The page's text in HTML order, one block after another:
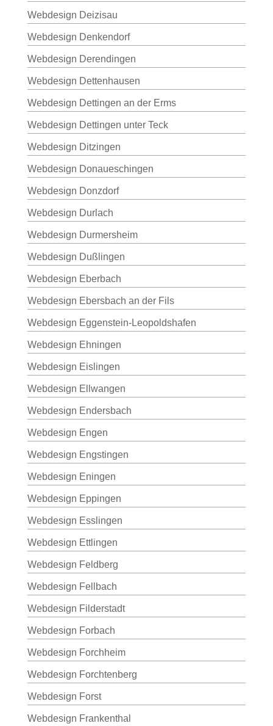
Webdesign Deizisau
Webdesign Denkendorf
Webdesign Derendingen
Webdesign Dettenhausen
Webdesign Dettingen an der Erms
Webdesign Dettingen unter Teck
Webdesign Ditzingen
Webdesign Donaueschingen
Webdesign Donzdorf
Webdesign Durlach
Webdesign Durmersheim
Webdesign Dußlingen
Webdesign Eberbach
Webdesign Ebersbach an der Fils
Webdesign Eggenstein-Leopoldshafen
Webdesign Ehningen
Webdesign Eislingen
Webdesign Ellwangen
Webdesign Endersbach
Webdesign Engen
Webdesign Engstingen
Webdesign Eningen
Webdesign Eppingen
Webdesign Esslingen
Webdesign Ettlingen
Webdesign Feldberg
Webdesign Fellbach
Webdesign Filderstadt
Webdesign Forbach
Webdesign Forchheim
Webdesign Forchtenberg
Webdesign Forst
Webdesign Frankenthal